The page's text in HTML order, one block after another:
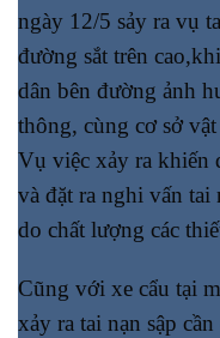
ngày 12/5 sảy ra vụ
đường sắt trên
dân bên đường ảnh
thông, cùng cơ sở
Vụ việc xảy ra khiến
và đặt ra nghi vấn tai
do chất lượng các
Cũng với xe cẩu tại
xảy ra tai nạn sập